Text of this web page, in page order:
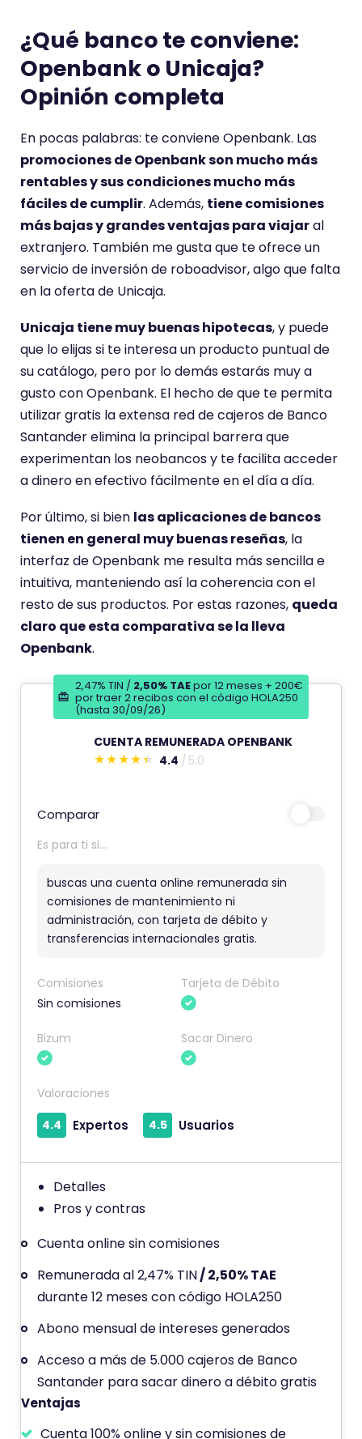
¿Qué banco te conviene:
Openbank o Unicaja?
Opinión completa
En pocas palabras: te conviene Openbank. Las
promociones de Openbank son mucho más
rentables y sus condiciones mucho más
fáciles de cumplir. Además, tiene comisiones
más bajas y grandes ventajas para viajaral
extranjero. También me gusta que te ofrece un
servicio de inversión de roboadvisor, algo que falta
en la oferta de Unicaja.
Unicaja tiene muy buenas hipotecas, y puede
que lo elijas si te interesa un producto puntual de
su catálogo, pero por lo demás estarás muy a
gusto con Openbank. El hecho de que te permita
utilizar gratis la extensa red de cajeros de Banco
Santander elimina la principal barrera que
experimentan los neobancos y te facilita acceder
a dinero en efectivo fácilmente en el día a día.
Por último, si bien las aplicaciones de bancos
tienen en general muy buenas reseñas, la
interfaz de Openbank me resulta más sencilla e
intuitiva, manteniendo así la coherencia con el
resto de sus productos. Por estas razones, queda
claro que esta comparativa se la lleva
Openbank.
2,47% TIN / 2,50% TAEpor 12 meses + 200€
por traer 2 recibos con el código HOLA250
(hasta 30/09/26)
CUENTA REMUNERADA OPENBANK
E
t
e
o
m
e
n
a
r
i
e
e
u
n
p
u
n
u
a
c
ó
4.4 5.0
Comparar
Es para ti si...
buscas una cuenta online remunerada sin
comisiones de mantenimiento ni
administración, con tarjeta de débito y
transferencias internacionales gratis.
Comisiones
Sin comisiones
Tarjeta de Débito
Bizum Sacar Dinero
Valoraciones
4.4
Expertos 4.5 Usuarios
Detalles
Pros y contras
Cuenta online sin comisiones
Remunerada al 2,47% TIN/ 2,50% TAE
durante 12 meses con código HOLA250
Abono mensual de intereses generados
Acceso a más de 5.000 cajeros de Banco
Santander para sacar dinero a débito gratis
Ventajas
Cuenta 100% online y sin comisiones de